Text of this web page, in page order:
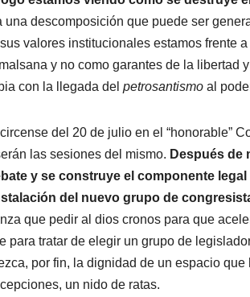
una descomposición que puede ser
valores institucionales estamos frente
y no como garantes de la libertad
con la llegada del petrosantismo al
del 20 de julio en el “honorable”
las sesiones del mismo. Después de
y se construye el componente
del nuevo grupo de
que pedir al dios cronos para que
para tratar de elegir un grupo de
por fin, la dignidad de un espacio
un nido de ratas.